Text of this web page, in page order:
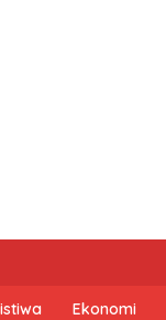
Ekonomi